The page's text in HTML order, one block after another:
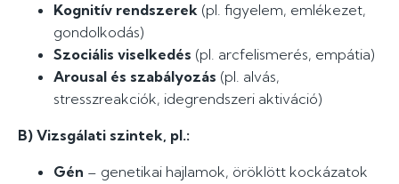
Kognitív rendszerek (pl. figyelem, emlékezet,
gondolkodás)
Szociális viselkedés (pl. arcfelismerés, empátia)
Arousal és szabályozás (pl. alvás,
stresszreakciók, idegrendszeri aktiváció)
B) Vizsgálati szintek, pl.:
Gén – genetikai hajlamok, öröklött kockázatok